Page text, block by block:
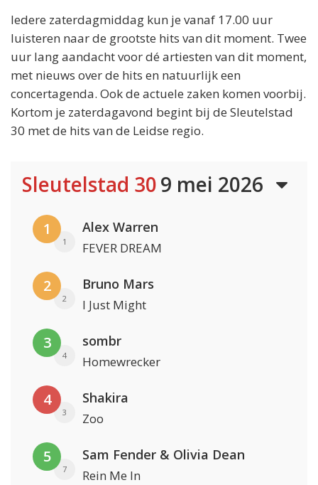
Iedere zaterdagmiddag kun je vanaf 17.00 uur
luisteren naar de grootste hits van dit moment. Twee
uur lang aandacht voor dé artiesten van dit moment,
met nieuws over de hits en natuurlijk een
concertagenda. Ook de actuele zaken komen voorbij.
Kortom je zaterdagavond begint bij de Sleutelstad
30 met de hits van de Leidse regio.
Sleutelstad 309 mei 2026
1
1
Alex Warren
FEVER DREAM
2
2
Bruno Mars
I Just Might
3
4
sombr
Homewrecker
4
3
Shakira
Zoo
5
7
Sam Fender & Olivia Dean
Rein Me In